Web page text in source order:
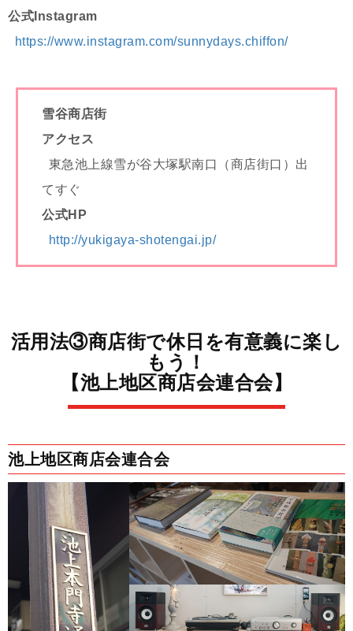
公式Instagram
https://www.instagram.com/sunnydays.chiffon/
雪谷商店街
アクセス
東急池上線雪が谷大塚駅南口（商店街口）出
てすぐ
公式HP
http://yukigaya-shotengai.jp/
活用法③商店街で休日を有意義に楽し
もう！
【池上地区商店会連合会】
池上地区商店会連合会